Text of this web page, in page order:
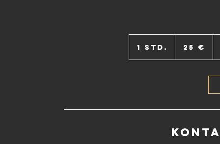
1 Std. 25 €